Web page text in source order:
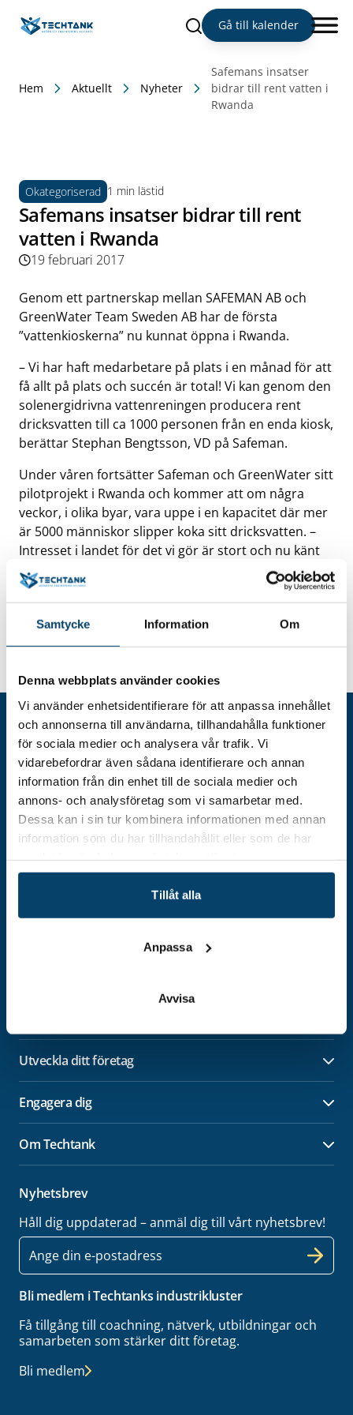
Samtycke Information Om
Denna webbplats använder cookies
Vi använder enhetsidentifierare för att anpassa innehållet
och annonserna till användarna, tillhandahålla funktioner
för sociala medier och analysera vår trafik. Vi
vidarebefordrar även sådana identifierare och annan
information från din enhet till de sociala medier och
annons- och analysföretag som vi samarbetar med.
Dessa kan i sin tur kombinera informationen med annan
information som du har tillhandahållit eller som de har
Tillåt alla
Anpassa
Avvisa
Sök Gå till kalender
Hem Aktuellt Nyheter
Safemans insatser
bidrar till rent vatten i
Rwanda
Okategoriserad 1 min lästid
Safemans insatser bidrar till rent
vatten i Rwanda
19 februari 2017
Genom ett partnerskap mellan SAFEMAN AB och
GreenWater Team Sweden AB har de första
”vattenkioskerna” nu kunnat öppna i Rwanda.
– Vi har haft medarbetare på plats i en månad för att
få allt på plats och succén är total! Vi kan genom den
solenergidrivna vattenreningen producera rent
dricksvatten till ca 1000 personen från en enda kiosk,
berättar Stephan Bengtsson, VD på Safeman.
Under våren fortsätter Safeman och GreenWater sitt
pilotprojekt i Rwanda och kommer att om några
veckor, i olika byar, vara uppe i en kapacitet där mer
är 5000 människor slipper koka sitt dricksvatten. –
Intresset i landet för det vi gör är stort och nu känt
hela vägen upp till landets president. Flera länder i
Central- och Västafrika har visat stort intresse för vår
lösning på ett stort och vardagsnära problem i dessa
länder.
Adress
Techtank Aktiebolag (svb)
Org.nummer: 559179-5439
Utveckla ditt företag
Engagera dig
Om Techtank
Nyhetsbrev
Håll dig uppdaterad – anmäl dig till vårt nyhetsbrev!
E-
post
Bli medlem i Techtanks industrikluster
Få tillgång till coachning, nätverk, utbildningar och
samarbeten som stärker ditt företag.
Bli medlem